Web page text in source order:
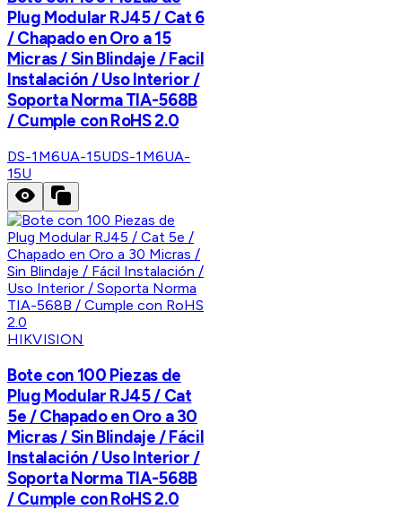
Plug Modular RJ45 / Cat 6
/ Chapado en Oro a 15
Micras / Sin Blindaje / Facil
Instalación / Uso Interior /
Soporta Norma TIA-568B
/ Cumple con RoHS 2.0
DS-1M6UA-15UDS-1M6UA-
15U
HIKVISION
Bote con 100 Piezas de
Plug Modular RJ45 / Cat
5e / Chapado en Oro a 30
Micras / Sin Blindaje / Fácil
Instalación / Uso Interior /
Soporta Norma TIA-568B
/ Cumple con RoHS 2.0